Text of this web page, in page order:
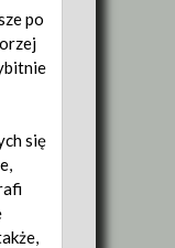
po
się